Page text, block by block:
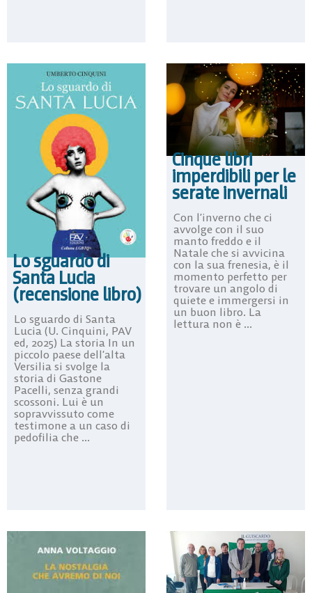
Lo sguardo di
Santa Lucia
(recensione libro)
Lo sguardo di Santa
Lucia (U. Cinquini, PAV
ed, 2025) La storia In un
piccolo paese dell’alta
Versilia si svolge la
storia di Gastone
Pacelli, senza grandi
scossoni. Lui è un
sopravvissuto come
testimone a un caso di
pedofilia che ...
Cinque libri
imperdibili per le
serate invernali
Con l’inverno che ci
avvolge con il suo
manto freddo e il
Natale che si avvicina
con la sua frenesia, è il
momento perfetto per
trovare un angolo di
quiete e immergersi in
un buon libro. La
lettura non è ...